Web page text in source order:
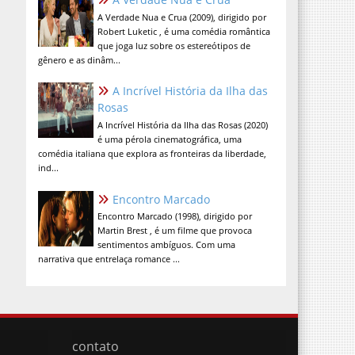
A Verdade Nua e Crua (2009), dirigido por
Robert Luketic , é uma comédia romântica
que joga luz sobre os estereótipos de
gênero e as dinâm...
A Incrível História da Ilha das
Rosas
A Incrível História da Ilha das Rosas (2020)
é uma pérola cinematográfica, uma
comédia italiana que explora as fronteiras da liberdade,
ind...
Encontro Marcado
Encontro Marcado (1998), dirigido por
Martin Brest , é um filme que provoca
sentimentos ambíguos. Com uma
narrativa que entrelaça romance ...
contato